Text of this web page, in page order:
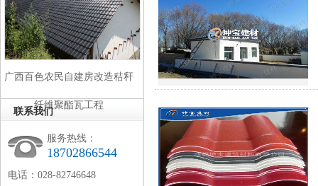
广西百色农民自建房改造秸秆
纤维聚酯瓦工程
联系我们
服务热线：
18702866544
电话：028-82746648